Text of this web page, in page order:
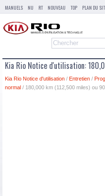
MANUELS NU RT NOUVEAU TOP PLAN DU
Kia Rio Notice d'utilisation:
Kia Rio Notice d'utilisation / Entretien /
normal / 180,000 km (112,500 miles) ou